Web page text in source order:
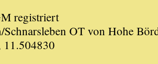
registriert
OT von Hohe